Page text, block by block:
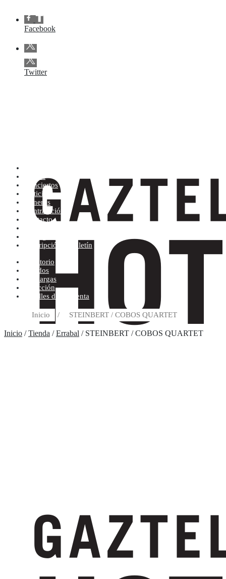
Facebook
Twitter
Tienda
Conciertos
Noticias
Géneros
Contratación
Contacto
Suscripción al boletín
Escritorio
Pedidos
Descargas
Dirección
Detalles de la cuenta
Inicio / STEINBERT / COBOS QUARTET
Inicio /Tienda /Errabal / STEINBERT / COBOS QUARTET